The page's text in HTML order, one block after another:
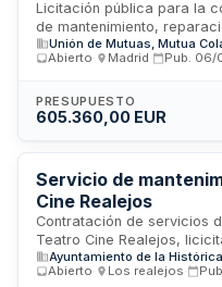
en delegaciones de
Licitación pública para la
de mantenimiento,
instalaciones de
aire presentes en las
267. El contrato
correctiva y
para garantizar el
energética y confort
Abierto
Madrid Pub. 06/
PRESUPUESTO
605.360,00 EUR
Servicio de
Cine Realejos
Contratación de servicios
Teatro Cine Realejos,
Realejos. El contrato
servicios administrativos
Ayuntamiento de la
Abierto
Los realejos